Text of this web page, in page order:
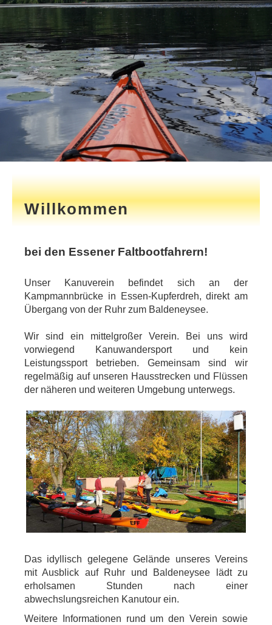
Willkommen
bei den Essener Faltbootfahrern!
Unser Kanuverein befindet sich an der
Kampmannbrücke in Essen-Kupferdreh, direkt am
Übergang von der Ruhr zum Baldeneysee.
Wir sind ein mittelgroßer Verein. Bei uns wird
vorwiegend Kanuwandersport und kein
Leistungssport betrieben. Gemeinsam sind wir
regelmäßig auf unseren Hausstrecken und Flüssen
der näheren und weiteren Umgebung unterwegs.
Das idyllisch gelegene Gelände unseres Vereins
mit Ausblick auf Ruhr und Baldeneysee lädt zu
erholsamen Stunden nach einer
abwechslungsreichen Kanutour ein.
Weitere Informationen rund um den Verein sowie